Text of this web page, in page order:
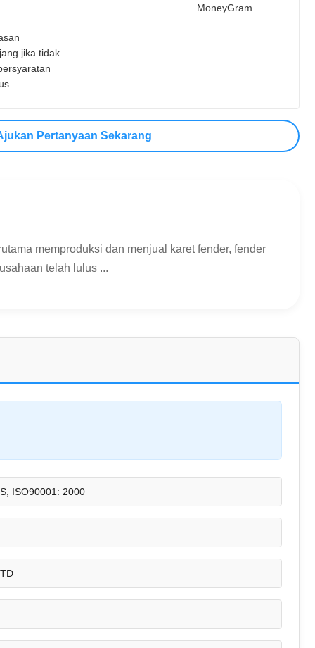
MoneyGram
jika tidak
Pertanyaan Sekarang
memproduksi dan menjual karet fender, fender
telah lulus ...
ISO90001: 2000